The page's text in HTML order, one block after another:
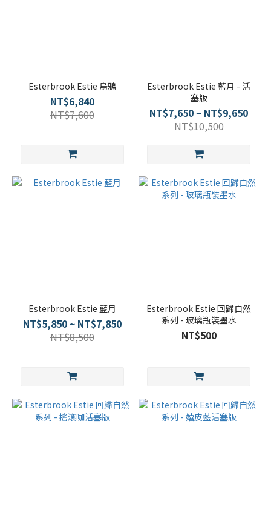
Esterbrook Estie 烏鴉
NT$6,840
NT$7,600
Esterbrook Estie 藍月 - 活
塞版
NT$7,650 ~ NT$9,650
NT$10,500
Esterbrook Estie 藍月
NT$5,850 ~ NT$7,850
NT$8,500
Esterbrook Estie 回歸自然
系列 - 玻璃瓶裝墨水
NT$500